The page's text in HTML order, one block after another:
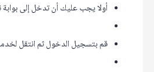
أولا يجب عليك أن تدخل إلى بوابة
قم بتسجيل الدخول ثم انتقل